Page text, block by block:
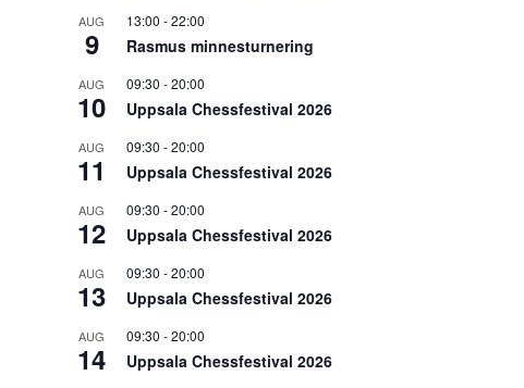
AUG
9
13:00 -22:00
Rasmus minnesturnering
AUG
10
09:30 -20:00
Uppsala Chessfestival 2026
AUG
11
09:30 -20:00
Uppsala Chessfestival 2026
AUG
12
09:30 -20:00
Uppsala Chessfestival 2026
AUG
13
09:30 -20:00
Uppsala Chessfestival 2026
AUG
14
09:30 -20:00
Uppsala Chessfestival 2026